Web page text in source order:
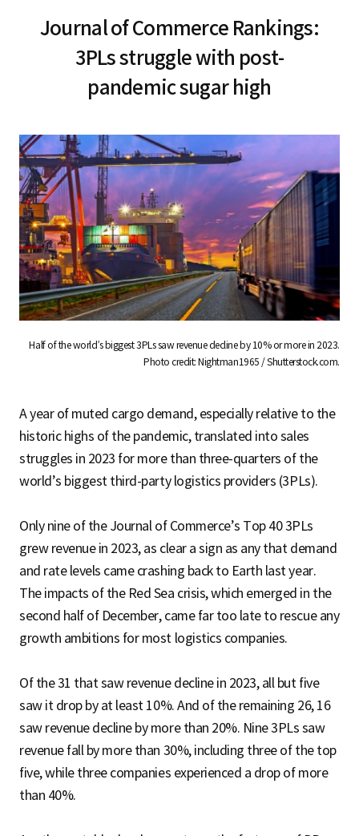
Journal of Commerce Rankings:
3PLs struggle with post-
pandemic sugar high
Half of the world’s biggest 3PLs saw revenue decline by 10% or more in 2023.
Photo credit: Nightman1965 / Shutterstock.com.
A year of muted cargo demand, especially relative to the
historic highs of the pandemic, translated into sales
struggles in 2023 for more than three-quarters of the
world’s biggest third-party logistics providers (3PLs).
Only nine of the Journal of Commerce’s Top 40 3PLs
grew revenue in 2023, as clear a sign as any that demand
and rate levels came crashing back to Earth last year.
The impacts of the Red Sea crisis, which emerged in the
second half of December, came far too late to rescue any
growth ambitions for most logistics companies.
Of the 31 that saw revenue decline in 2023, all but five
saw it drop by at least 10%. And of the remaining 26, 16
saw revenue decline by more than 20%. Nine 3PLs saw
revenue fall by more than 30%, including three of the top
five, while three companies experienced a drop of more
than 40%.